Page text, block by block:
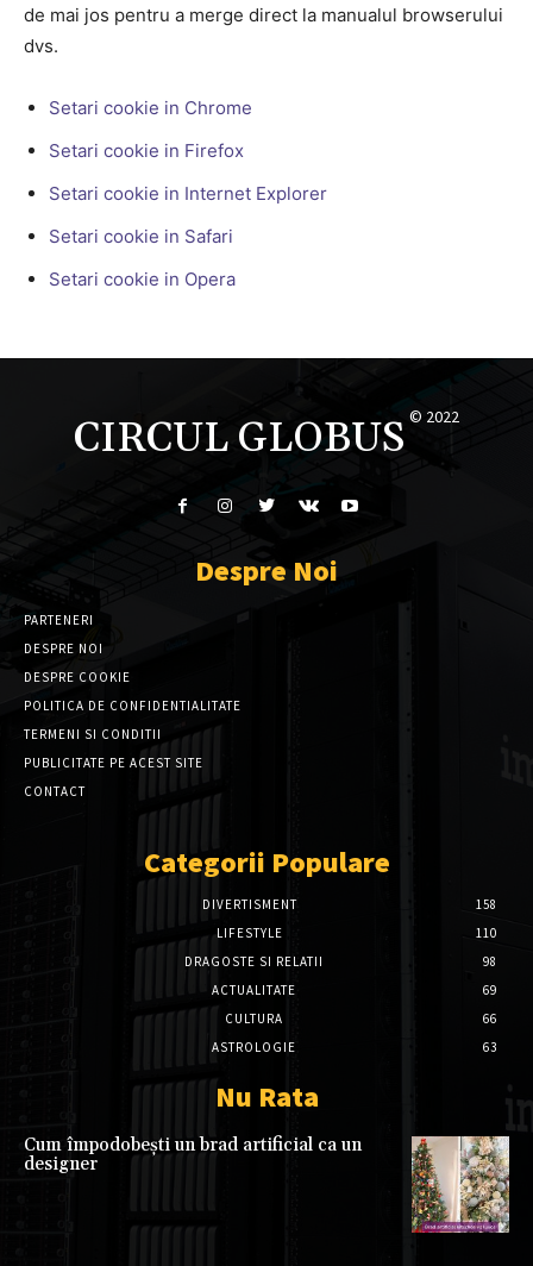
de mai jos pentru a merge direct la manualul browserului
dvs.
Setari cookie in Chrome
Setari cookie in Firefox
Setari cookie in Internet Explorer
Setari cookie in Safari
Setari cookie in Opera
CIRCUL GLOBUS © 2022
Despre Noi
PARTENERI
DESPRE NOI
DESPRE COOKIE
POLITICA DE CONFIDENTIALITATE
TERMENI SI CONDITII
PUBLICITATE PE ACEST SITE
CONTACT
Categorii Populare
DIVERTISMENT
158
LIFESTYLE
110
DRAGOSTE SI RELATII
98
ACTUALITATE
69
CULTURA
66
ASTROLOGIE
63
Nu Rata
Cum împodobești un brad artificial ca un
designer